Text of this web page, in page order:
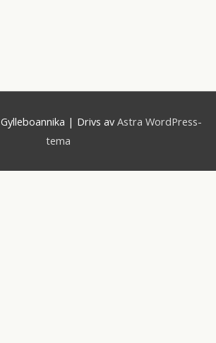
Gylleboannika | Drivs av Astra WordPress-
tema